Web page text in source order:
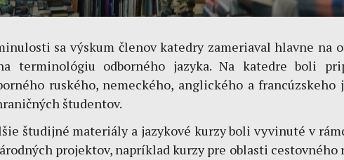
sa výskum členov katedry zameriaval hlavne na
terminológiu odborného jazyka. Na katedre boli
ruského, nemeckého, anglického a francúzskeho
študentov.
študijné materiály a jazykové kurzy boli vyvinuté v
projektov, napríklad kurzy pre oblasti